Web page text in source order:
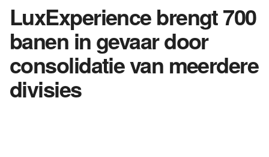
LuxExperience brengt 700
banen in gevaar door
consolidatie van meerdere
divisies